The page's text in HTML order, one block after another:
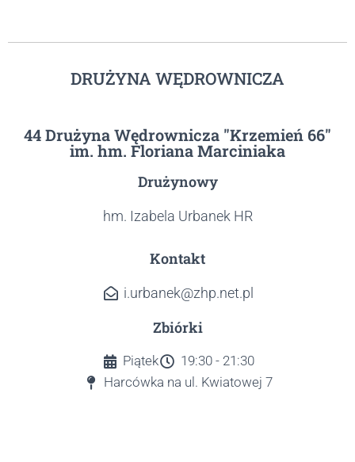
DRUŻYNA WĘDROWNICZA
44 Drużyna Wędrownicza "Krzemień 66"
im. hm. Floriana Marciniaka
Drużynowy
hm. Izabela Urbanek HR
Kontakt
i.urbanek@zhp.net.pl
Zbiórki
Piątek
19:30 - 21:30
Harcówka na ul. Kwiatowej 7